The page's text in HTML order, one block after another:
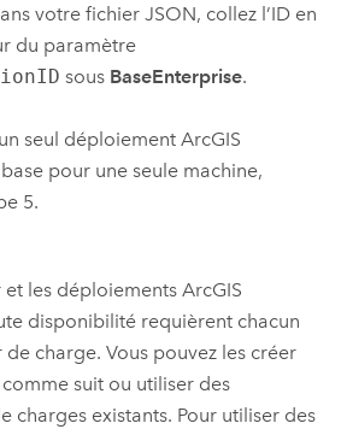
votre fichier JSON, collez l’ID en
du paramètre
sous BaseEnterprise.
seul déploiement ArcGIS
pour une seule machine,
5.
et les déploiements ArcGIS
disponibilité requièrent chacun
charge. Vous pouvez les créer
suit ou utiliser des
charges existants. Pour utiliser des